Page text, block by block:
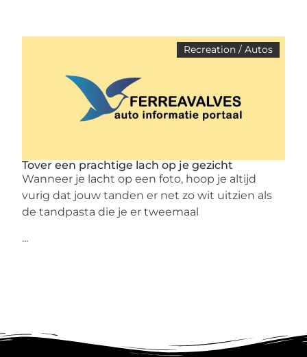
Recreation / Autos
Tover een prachtige lach op je gezicht
Wanneer je lacht op een foto, hoop je altijd
vurig dat jouw tanden er net zo wit uitzien als
de tandpasta die je er tweemaal
...